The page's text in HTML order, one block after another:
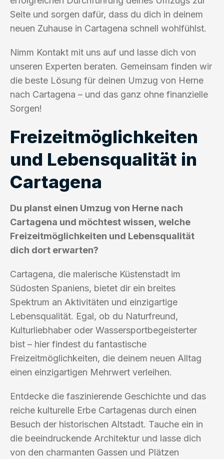
Seite und sorgen dafür, dass du dich in deinem
neuen Zuhause in Cartagena schnell wohlfühlst.
Nimm Kontakt mit uns auf und lasse dich von
unseren Experten beraten. Gemeinsam finden wir
die beste Lösung für deinen Umzug von Herne
nach Cartagena – und das ganz ohne finanzielle
Sorgen!
Freizeitmöglichkeiten
und Lebensqualität in
Cartagena
Du planst einen Umzug von Herne nach
Cartagena und möchtest wissen, welche
Freizeitmöglichkeiten und Lebensqualität
dich dort erwarten?
Cartagena, die malerische Küstenstadt im
Südosten Spaniens, bietet dir ein breites
Spektrum an Aktivitäten und einzigartige
Lebensqualität. Egal, ob du Naturfreund,
Kulturliebhaber oder Wassersportbegeisterter
bist – hier findest du fantastische
Freizeitmöglichkeiten, die deinem neuen Alltag
einen einzigartigen Mehrwert verleihen.
Entdecke die faszinierende Geschichte und das
reiche kulturelle Erbe Cartagenas durch einen
Besuch der historischen Altstadt. Tauche ein in
die beeindruckende Architektur und lasse dich
von den charmanten Gassen und Plätzen